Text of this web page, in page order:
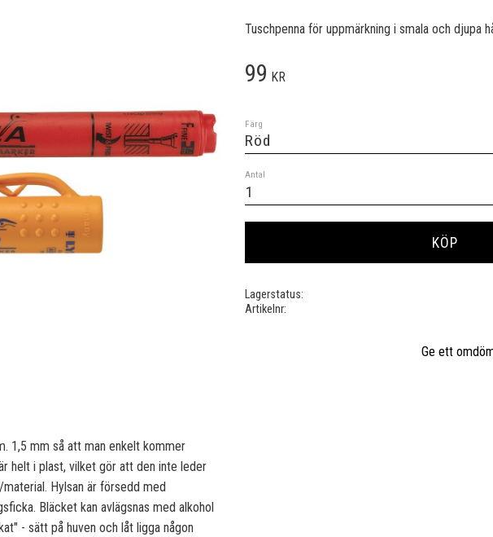
Tuschpenna för uppmärkning i smala och djupa
1,5 mm så att man enkelt kommer
helt i plast, vilket gör att den inte leder
Hylsan är försedd med
Bläcket kan avlägsnas med alkohol
- sätt på huven och låt ligga någon
99 KR
Färg
Antal
KÖP
Lagerstatus
Artikelnr
Ge ett